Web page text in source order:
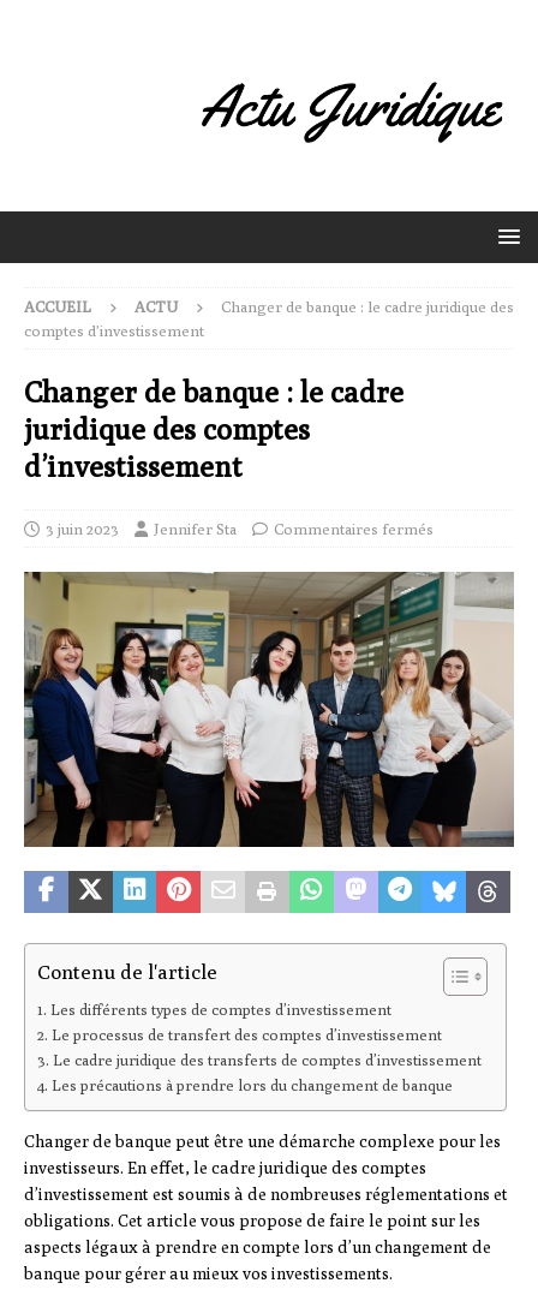
ACCUEIL ACTU
Changer de banque : le cadre juridique des
comptes d’investissement
Changer de banque : le cadre
juridique des comptes
d’investissement
3 juin 2023 Jennifer Sta Commentaires fermés
Contenu de l'article
Les différents types de comptes d’investissement
Le processus de transfert des comptes d’investissement
Le cadre juridique des transferts de comptes d’investissement
Les précautions à prendre lors du changement de banque
Changer de banque peut être une démarche complexe pour les
investisseurs. En effet, le cadre juridique des comptes
d’investissement est soumis à de nombreuses réglementations et
obligations. Cet article vous propose de faire le point sur les
aspects légaux à prendre en compte lors d’un changement de
banque pour gérer au mieux vos investissements.